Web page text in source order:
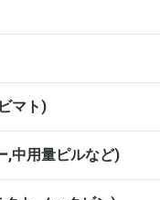
マト)
,中用量ピルなど)